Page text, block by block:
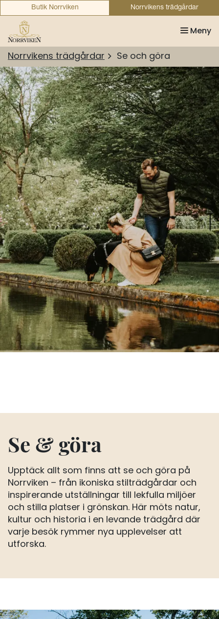
Butik Norrviken Norrvikens trädgårdar
Meny
Norrvikens trädgårdar Se och göra
Se & göra
Upptäck allt som finns att se och göra på
Norrviken – från ikoniska stilträdgårdar och
inspirerande utställningar till lekfulla miljöer
och stilla platser i grönskan. Här möts natur,
kultur och historia i en levande trädgård där
varje besök rymmer nya upplevelser att
utforska.